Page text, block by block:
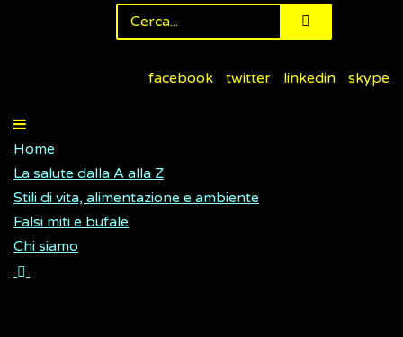
facebook twitter linkedin skype
Home
La salute dalla A alla Z
Stili di vita, alimentazione e ambiente
Falsi miti e bufale
Chi siamo